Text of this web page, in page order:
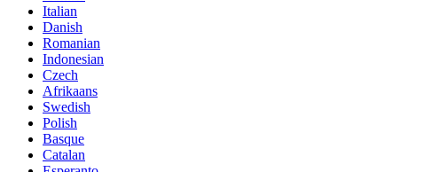
Italian
Danish
Romanian
Indonesian
Czech
Afrikaans
Swedish
Polish
Basque
Catalan